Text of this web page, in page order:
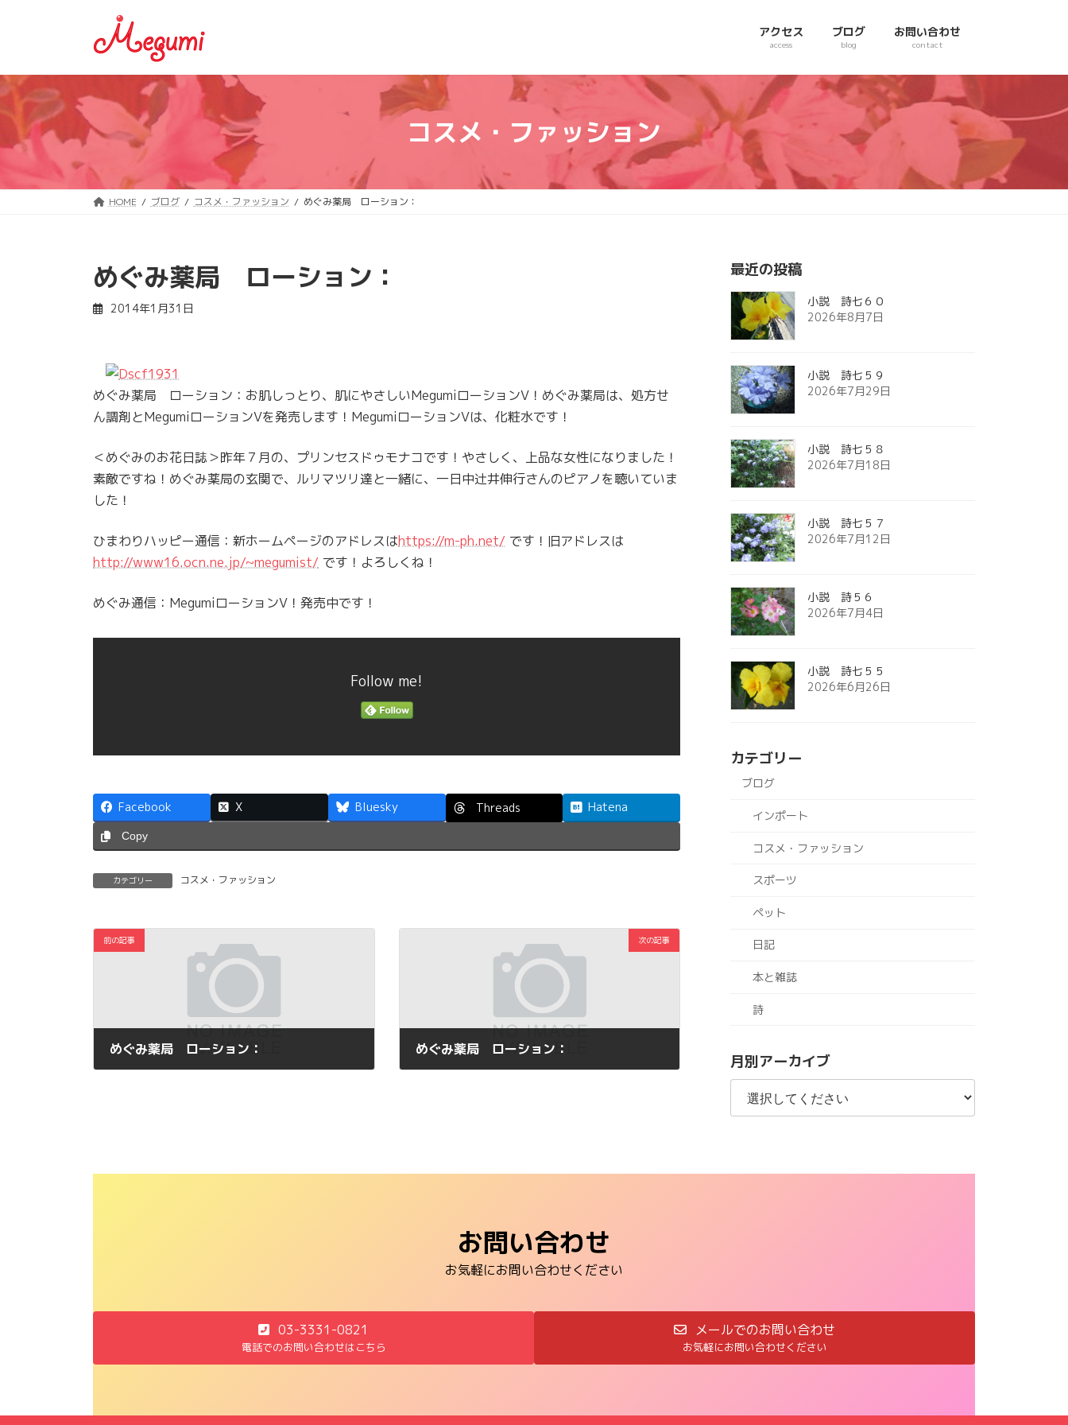
ツ
へ
ス
ッ
シ
ョ
ン
移
アクセス
access
ブログ
blog
お問い合わせ
contact
コスメ・ファッション
HOME ブログ コスメ・ファッション めぐみ薬局 ローション：
めぐみ薬局 ローション：
2014年1月31日
めぐみ薬局 ローション：お肌しっとり、肌にやさしいMegumiローションV！めぐみ薬局は、処方せ
ん調剤とMegumiローションVを発売します！MegumiローションVは、化粧水です！
＜めぐみのお花日誌＞昨年７月の、プリンセスドゥモナコです！やさしく、上品な女性になりました！
素敵ですね！めぐみ薬局の玄関で、ルリマツリ達と一緒に、一日中辻井伸行さんのピアノを聴いていま
した！
ひまわりハッピー通信：新ホームページのアドレスはhttps://m-ph.net/ です！旧アドレスは
http://www16.ocn.ne.jp/~megumist/ です！よろしくね！
めぐみ通信：MegumiローションV！発売中です！
Follow me!
Facebook X Bluesky Threads Hatena
Copy
カテゴリー コスメ・ファッション
前の記事
めぐみ薬局 ローション：
次の記事
めぐみ薬局 ローション：
最近の投稿
小説 詩七６０
2026年8月7日
小説 詩七５９
2026年7月29日
小説 詩七５８
2026年7月18日
小説 詩七５７
2026年7月12日
小説 詩５６
2026年7月4日
小説 詩七５５
2026年6月26日
カテゴリー
ブログ
インポート
コスメ・ファッション
スポーツ
ペット
日記
本と雑誌
詩
月別アーカイブ
お問い合わせ
お気軽にお問い合わせください
03-3331-0821
電話でのお問い合わせはこちら
メールでのお問い合わせ
お気軽にお問い合わせください